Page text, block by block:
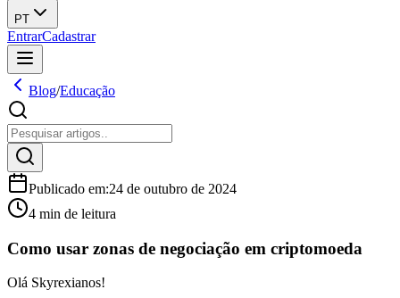
PT
EntrarCadastrar
Blog/Educação
Publicado em:24 de outubro de 2024
4 min de leitura
Como usar zonas de negociação em criptomoeda
Olá Skyrexianos!